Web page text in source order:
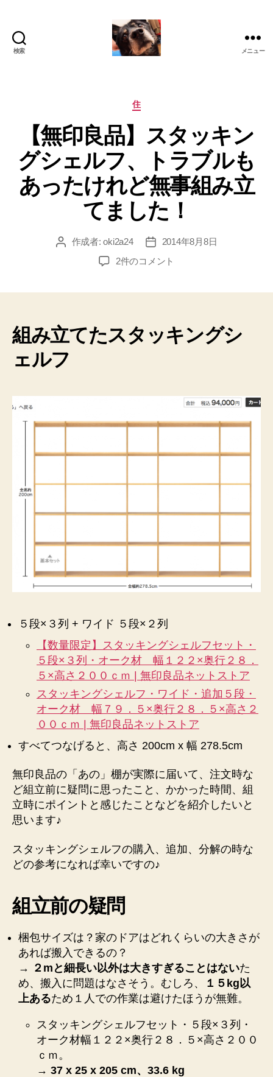
検索 メニュー
カ
住
【無印良品】スタッキン
グシェルフ、トラブルも
あったけれど無事組み立
てました！
投 作成者:oki2a24
投
稿
2014年8月8日
【無
タ
ッ
シ
ル
ル
あ
た
れ
無
組
立
て
ま
た！
へ
の
2件のコメント
組み立てたスタッキングシ
ェルフ
５段×３列 + ワイド ５段×２列
【数量限定】スタッキングシェルフセット・
５段×３列・オーク材 幅１２２×奥行２８．
５×高さ２００ｃｍ | 無印良品ネットストア
スタッキングシェルフ・ワイド・追加５段・
オーク材 幅７９．５×奥行２８．５×高さ２
００ｃｍ | 無印良品ネットストア
すべてつなげると、高さ 200cm x 幅 278.5cm
無印良品の「あの」棚が実際に届いて、注文時な
ど組立前に疑問に思ったこと、かかった時間、組
立時にポイントと感じたことなどを紹介したいと
思います♪
スタッキングシェルフの購入、追加、分解の時な
どの参考になれば幸いですの♪
組立前の疑問
梱包サイズは？家のドアはどれくらいの大きさが
あれば搬入できるの？
→ ２mと細長い以外は大きすぎることはないた
め、搬入に問題はなさそう。むしろ、
１５kg以
上あるため１人での作業は避けたほうが無難。
スタッキングシェルフセット・５段×３列・
オーク材幅１２２×奥行２８．５×高さ２００
ｃｍ。
→ 37 x 25 x 205 cm、33.6 kg